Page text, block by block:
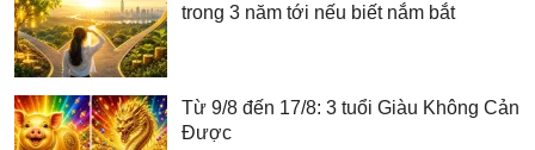
trong 3 năm tới nếu biết nắm bắt
Từ 9/8 đến 17/8: 3 tuổi Giàu Không Cản
Được